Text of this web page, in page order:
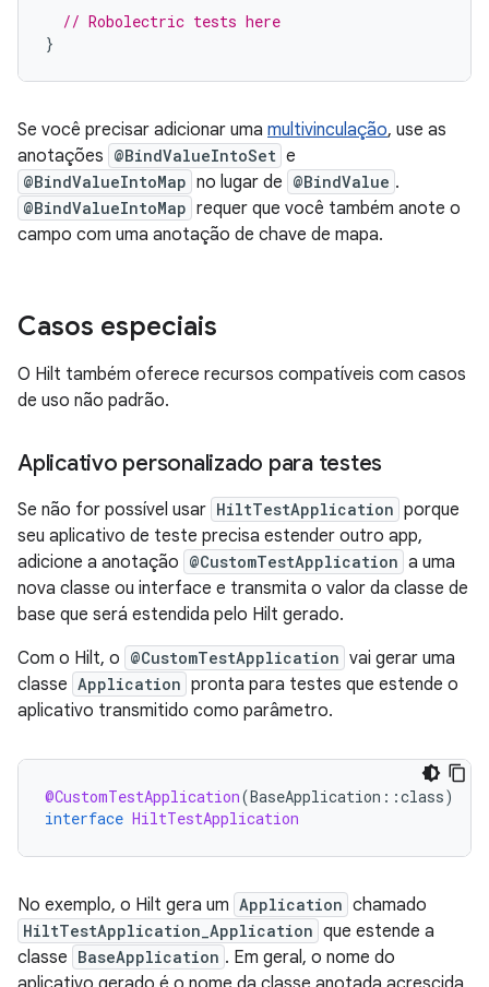
// Robolectric tests here
}
Se você precisar adicionar uma multivinculação, use as
anotações @BindValueIntoSet e
@BindValueIntoMap no lugar de @BindValue .
@BindValueIntoMap requer que você também anote o
campo com uma anotação de chave de mapa.
Casos especiais
O Hilt também oferece recursos compatíveis com casos
de uso não padrão.
Aplicativo personalizado para testes
Se não for possível usar HiltTestApplication porque
seu aplicativo de teste precisa estender outro app,
adicione a anotação @CustomTestApplication a uma
nova classe ou interface e transmita o valor da classe de
base que será estendida pelo Hilt gerado.
Com o Hilt, o @CustomTestApplication vai gerar uma
classe Application pronta para testes que estende o
aplicativo transmitido como parâmetro.
@CustomTestApplication(BaseApplication ::class)
interface HiltTestApplication
No exemplo, o Hilt gera um Application chamado
HiltTestApplication_Application que estende a
classe BaseApplication . Em geral, o nome do